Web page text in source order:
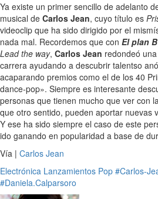
Ya existe un primer sencillo de adelanto
musical de Carlos Jean, cuyo título es
videoclip que ha sido dirigido por el
nada mal. Recordemos que con El plan B
Lead the way, Carlos Jean redondeó
carrera ayudando a descubrir talentso
acaparando premios como el de los 40
dance-pop». Siempre es interesante
personas que tienen mucho que ver con
que otro sentido, pueden aportar nuevas
Y ese ha sido siempre el caso de este
ido ganando en popularidad a base de
Vía | Carlos Jean
Electrónica Lanzamientos Pop #Carlos-
#Daniela.Calparsoro